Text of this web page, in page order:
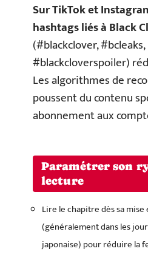
Sur TikTok et
hashtags liés à Black
(#blackclover, #bcleaks,
#blackcloverspoiler)
Les algorithmes de
poussent du contenu
abonnement aux
Paramétrer son
lecture
Lire le chapitre dès sa
(généralement dans les
japonaise) pour réduire la